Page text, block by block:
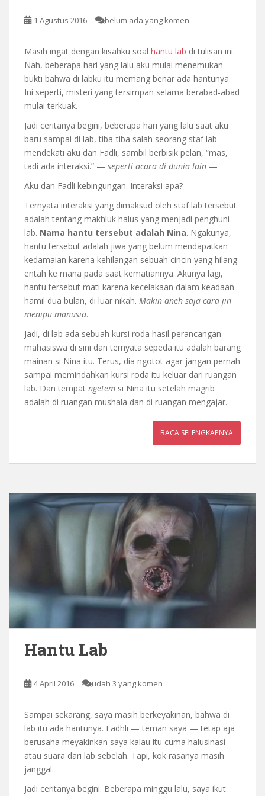
1 Agustus 2016 belum ada yang komen
Masih ingat dengan kisahku soal hantu lab di tulisan ini.
Nah, beberapa hari yang lalu aku mulai menemukan
bukti bahwa di labku itu memang benar ada hantunya.
Ini seperti, misteri yang tersimpan selama berabad-abad
mulai terkuak.
Jadi ceritanya begini, beberapa hari yang lalu saat aku
baru sampai di lab, tiba-tiba salah seorang staf lab
mendekati aku dan Fadli, sambil berbisik pelan, “mas,
tadi ada interaksi.” — seperti acara di dunia lain —
Aku dan Fadli kebingungan. Interaksi apa?
Ternyata interaksi yang dimaksud oleh staf lab tersebut
adalah tentang makhluk halus yang menjadi penghuni
lab. Nama hantu tersebut adalah Nina. Ngakunya,
hantu tersebut adalah jiwa yang belum mendapatkan
kedamaian karena kehilangan sebuah cincin yang hilang
entah ke mana pada saat kematiannya. Akunya lagi,
hantu tersebut mati karena kecelakaan dalam keadaan
hamil dua bulan, di luar nikah. Makin aneh saja cara jin
menipu manusia.
Jadi, di lab ada sebuah kursi roda hasil perancangan
mahasiswa di sini dan ternyata sepeda itu adalah barang
mainan si Nina itu. Terus, dia ngotot agar jangan pernah
sampai memindahkan kursi roda itu keluar dari ruangan
lab. Dan tempat ngetem si Nina itu setelah magrib
adalah di ruangan mushala dan di ruangan mengajar.
BACA SELENGKAPNYA
Hantu Lab
4 April 2016 udah 3 yang komen
Sampai sekarang, saya masih berkeyakinan, bahwa di
lab itu ada hantunya. Fadhli — teman saya — tetap aja
berusaha meyakinkan saya kalau itu cuma halusinasi
atau suara dari lab sebelah. Tapi, kok rasanya masih
janggal.
Jadi ceritanya begini. Beberapa minggu lalu, saya ikut